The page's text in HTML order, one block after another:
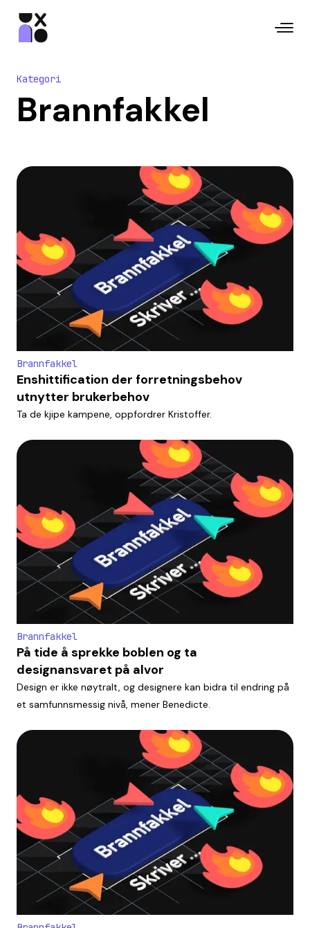
Kategori
Brannfakkel
Brannfakkel
Enshittification der forretningsbehov
utnytter brukerbehov
Ta de kjipe kampene, oppfordrer Kristoffer.
Brannfakkel
På tide å sprekke boblen og ta
designansvaret på alvor
Design er ikke nøytralt, og designere kan bidra til endring på
et samfunnsmessig nivå, mener Benedicte.